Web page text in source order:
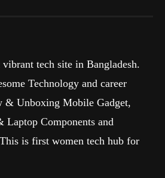
vibrant tech site in Bangladesh.
Technology and career
& Unboxing Mobile Gadget,
Laptop Components and
is first women tech hub for